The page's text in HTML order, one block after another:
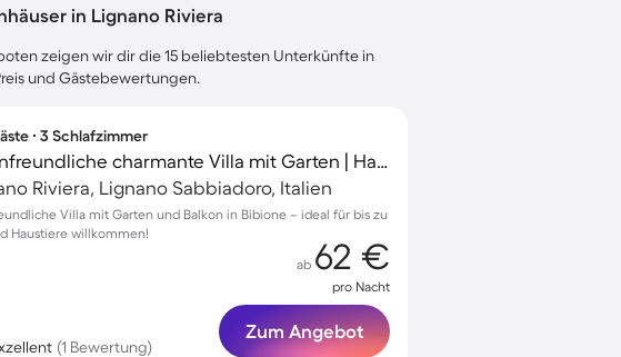
in Lignano Riviera
zeigen wir dir die 15 beliebtesten Unterkünfte in
und Gästebewertungen.
∙ 3 Schlafzimmer
Familienfreundliche charmante Villa mit Garten | Haustiere sind willkommen
Riviera, Lignano Sabbiadoro, Italien
Villa mit Garten und Balkon in Bibione – ideal für bis zu
Haustiere willkommen!
(1 Bewertung)
ab 62 €
pro Nacht
Zum Angebot